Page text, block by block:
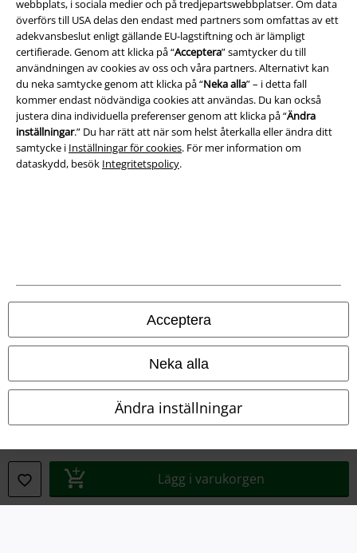
webbplats, i sociala medier och på tredjepartswebbplatser. Om data
överförs till USA delas den endast med partners som omfattas av ett
adekvansbeslut enligt gällande EU-lagstiftning och är lämpligt
certifierade. Genom att klicka på “Acceptera” samtycker du till
användningen av cookies av oss och våra partners. Alternativt kan
du neka samtycke genom att klicka på “Neka alla” – i detta fall
kommer endast nödvändiga cookies att användas. Du kan också
justera dina individuella preferenser genom att klicka på “Ändra
inställningar.” Du har rätt att när som helst återkalla eller ändra ditt
samtycke i Inställningar för cookies. För mer information om
dataskydd, besök Integritetspolicy.
Acceptera
Neka alla
Ändra inställningar
Lägg i varukorgen
Avfallshantering och miljöskydd
Försäkran om överensstämmelse
Bekräfta ångrat köp